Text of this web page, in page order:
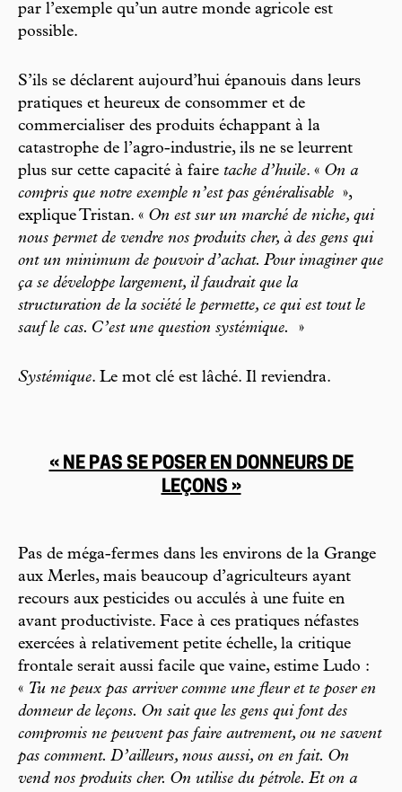
par l’exemple qu’un autre monde agricole est
possible.
S’ils se déclarent aujourd’hui épanouis dans leurs
pratiques et heureux de consommer et de
commercialiser des produits échappant à la
catastrophe de l’agro-industrie, ils ne se leurrent
plus sur cette capacité à faire tache d’huile. « On a
compris que notre exemple n’est pas généralisable »,
explique Tristan. « On est sur un marché de niche, qui
nous permet de vendre nos produits cher, à des gens qui
ont un minimum de pouvoir d’achat. Pour imaginer que
ça se développe largement, il faudrait que la
structuration de la société le permette, ce qui est tout le
sauf le cas. C’est une question systémique.
»
Systémique. Le mot clé est lâché. Il reviendra.
« NE PAS SE POSER EN DONNEURS DE
LEÇONS »
Pas de méga-fermes dans les environs de la Grange
aux Merles, mais beaucoup d’agriculteurs ayant
recours aux pesticides ou acculés à une fuite en
avant productiviste. Face à ces pratiques néfastes
exercées à relativement petite échelle, la critique
frontale serait aussi facile que vaine, estime Ludo :
« Tu ne peux pas arriver comme une fleur et te poser en
donneur de leçons. On sait que les gens qui font des
compromis ne peuvent pas faire autrement, ou ne savent
pas comment. D’ailleurs, nous aussi, on en fait. On
vend nos produits cher. On utilise du pétrole. Et on a